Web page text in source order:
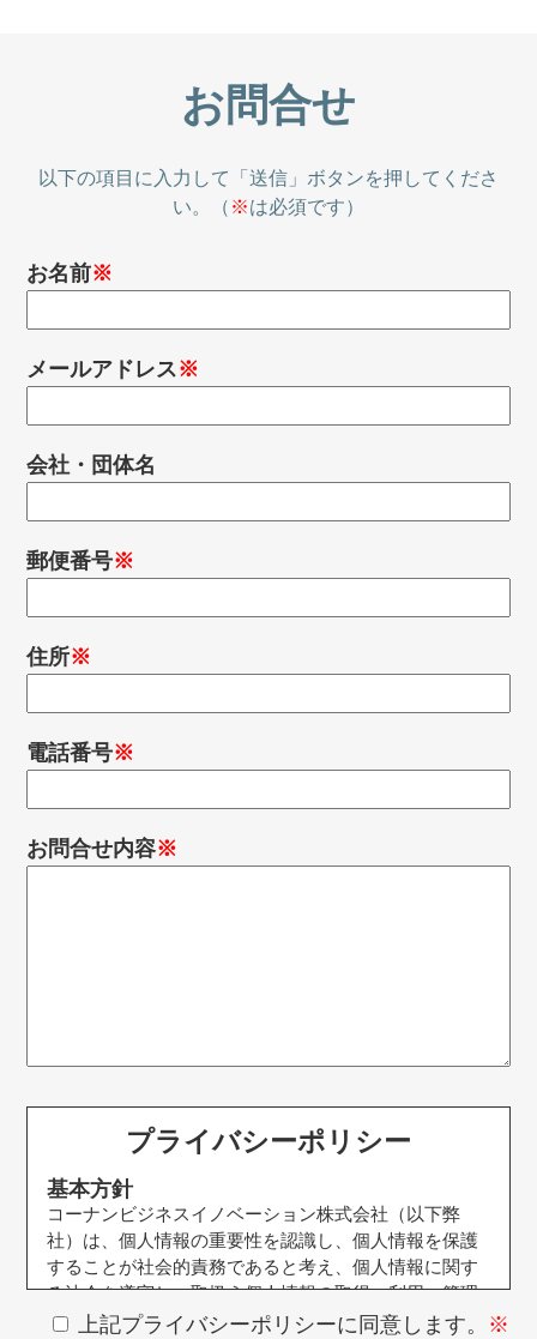
お問合せ
以下の項目に入力して「送信」ボタンを押してくださ
い。（ ※は必須です）
お名前
メールアドレス
会社・団体名
郵便番号
住所
電話番号
お問合せ内容
プライバシーポリシー
基本方針
コーナンビジネスイノベーション株式会社（以下弊
社）は、個人情報の重要性を認識し、個人情報を保護
することが社会的責務であると考え、個人情報に関す
る法令を遵守し、取扱う個人情報の取得、利用、管理
を適正に行います。
上記プライバシーポリシーに同意します。 ※